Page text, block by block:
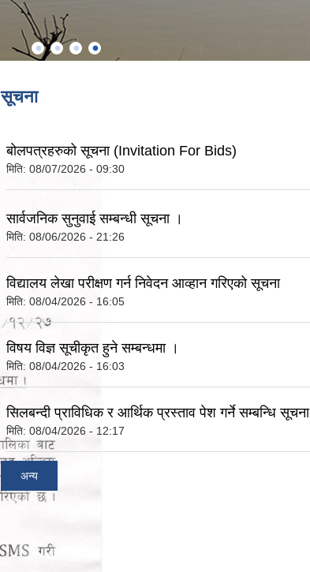
सूचना
बोलपत्रहरुको सूचना (Invitation For Bids)
मिति: 08/07/2026 - 09:30
सार्वजनिक सुनुवाई सम्बन्धी सूचना ।
मिति: 08/06/2026 - 21:26
विद्यालय लेखा परीक्षण गर्न निवेदन आव्हान गरिएको सूचना
मिति: 08/04/2026 - 16:05
विषय विज्ञ सूचीकृत हुने सम्बन्धमा ।
मिति: 08/04/2026 - 16:03
सिलबन्दी प्राविधिक र आर्थिक प्रस्ताव पेश गर्ने सम्बन्धि सूचना
मिति: 08/04/2026 - 12:17
अन्य